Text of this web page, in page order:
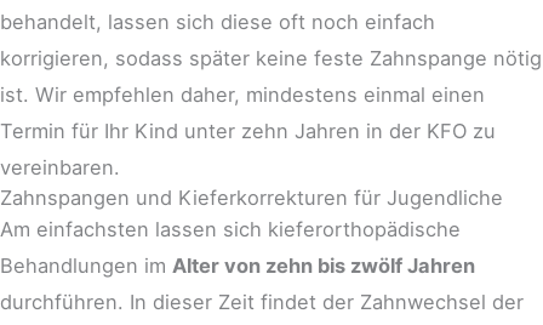
behandelt, lassen sich diese oft noch einfach
korrigieren, sodass später keine feste Zahnspange nötig
ist. Wir empfehlen daher, mindestens einmal einen
Termin für Ihr Kind unter zehn Jahren in der KFO zu
vereinbaren.
Zahnspangen und Kieferkorrekturen für Jugendliche​
Am einfachsten lassen sich kieferorthopädische
Behandlungen im Alter von zehn bis zwölf Jahren
durchführen. In dieser Zeit findet der Zahnwechsel der